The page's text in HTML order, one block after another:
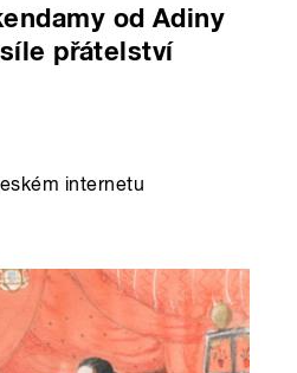
od Adiny
přátelství
internetu